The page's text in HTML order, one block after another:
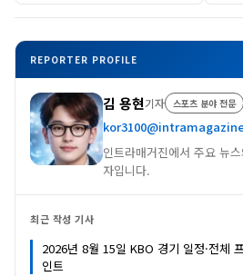
REPORTER PROFILE
김 용현기자 스포츠 분야 전문
인트라매거진에서 주요 뉴
자입니다.
최근 작성 기사
2026년 8월 15일 KBO 경기 일정·전체
인트